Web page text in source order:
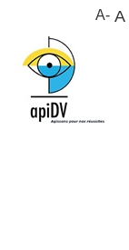
A- A